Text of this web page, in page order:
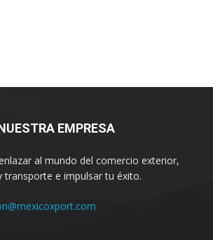
EMPRESA
al mundo del comercio exterior,
transporte e impulsar tu éxito.